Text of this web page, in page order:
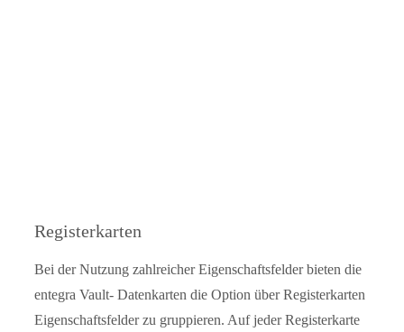
Registerkarten
Bei der Nutzung zahlreicher Eigenschaftsfelder bieten die
entegra Vault- Datenkarten die Option über Registerkarten
Eigenschaftsfelder zu gruppieren. Auf jeder Registerkarte